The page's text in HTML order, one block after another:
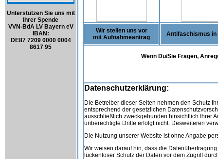
Unterstützen Sie uns mit
Ihrer Spende
VVN-BdA LV Bayern eV
IBAN:
DE87 7209 0000 0004
8617 95
Wir stellen uns vor
mit Aufnahmeantrag
Antifaschismus in
Wenn Du/Sie Fragen,
Datenschutzerklärung:
Die Betreiber dieser Seiten nehmen den Schutz
entsprechend der gesetzlichen
ausschließlich zweckgebunden hinsichtlich Ihrer
unberechtigte Dritte erfolgt nicht. Desweiteren
Die Nutzung unserer Website ist ohne Angabe
Wir weisen darauf hin, dass die
lückenloser Schutz der Daten vor dem Zugriff